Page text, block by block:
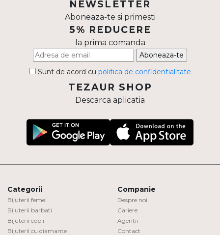
NEWSLETTER
Aboneaza-te si primesti
5% REDUCERE
la prima comanda
Aboneaza-te
Sunt de acord cu politica de confidentialitate
TEZAUR SHOP
Descarca aplicatia
Categorii
Bijuterii femei
Bijuterii barbati
Bijuterii copii
Bijuterii cu diamante
Companie
Despre noi
Cariere
Agentii
Contact